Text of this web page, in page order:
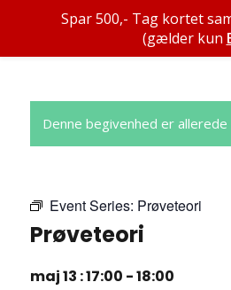
Denne begivenhed er allerede
Event Series: Prøveteori
Prøveteori
maj 13 : 17:00 -18:00
Spar 500,- Tag kortet
(gælder kun